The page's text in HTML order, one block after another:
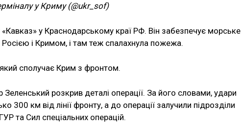
у Криму (@ukr_sof)
у Краснодарському краї РФ. Він забезпечує морське
і Кримом, і там теж спалахнула пожежа.
сполучає Крим з фронтом.
розкрив деталі операції. За його словами, удари
300 км від лінії фронту, а до операції залучили підрозділи
та Сил спеціальних операцій.